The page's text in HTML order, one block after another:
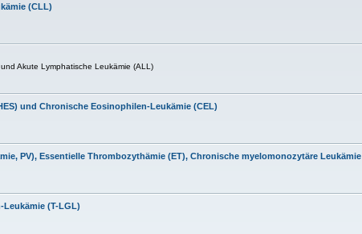
(CLL)
Akute Lymphatische Leukämie (ALL)
und Chronische Eosinophilen-Leukämie (CEL)
PV), Essentielle Thrombozythämie (ET), Chronische myelomonozytäre Leukämie
(T-LGL)